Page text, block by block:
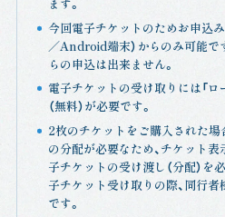
今回電子チケットのためお申込
／Android端末）からのみ可能で
らの申込は出来ません。
電子チケットの受け取りには「ロ
（無料）が必要です。
2枚のチケットをご購入された場
の分配が必要なため、チケット
子チケットの受け渡し（分配）を
子チケット受け取りの際、同行
です。